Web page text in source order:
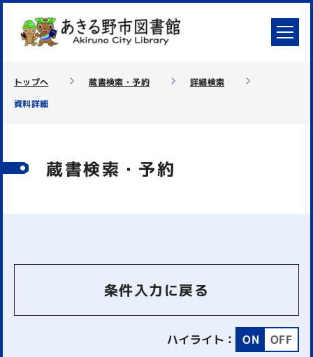
トップへ 蔵書検索・予約
詳細検索
資料詳細
蔵書検索・予約
条件入力に戻る
ハイライト： ON OFF